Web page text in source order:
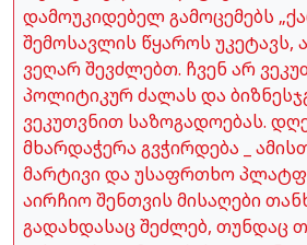
დამოუკიდებელ გამოცემებს
შემოსავლის წყაროს უკეტავს,
ვეღარ შევძლებთ. ჩვენ არ
პოლიტიკურ ძალას და
ვეკუთვნით საზოგადოებას.
მხარდაჭერა გვჭირდება _
მარტივი და უსაფრთხო
აირჩიო შენთვის მისაღები
გადახდასაც შეძლებ, თუნდაც